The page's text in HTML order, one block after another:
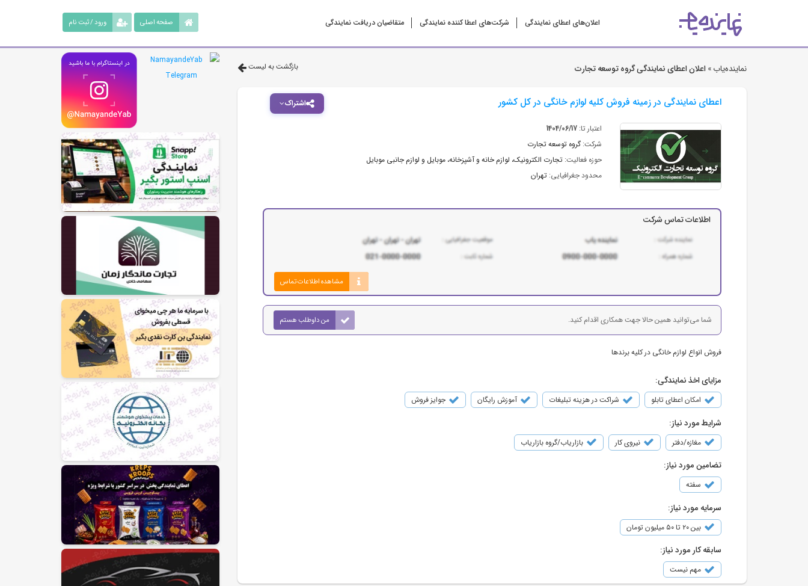
اعلان‌های اعطای نمایندگی شرکت‌‌های اعطا کننده نمایندگی متقاضیان دریافت نمایندگی ورود / ثبت نام صفحه اصلی
نماینده‌یاب » اعلان اعطای نمایندگی گروه توسعه تجارت بازگشت به لیست
اشتراک اعطای نمایندگی در زمینه فروش کلیه لوازم خانگی در کل کشور
اعتبار تا: 1404/06/17
شرکت: گروه توسعه تجارت
حوزه فعالیت: تجارت الکترونیک، لوازم خانه و آشپزخانه، موبایل و لوازم جانبی موبایل
محدود جغرافیایی: تهران
اطلاعات تماس شرکت
مشاهده اطلاعات تماس
شما می‌توانید همین حالا جهت همکاری اقدام کنید. من داوطلب هستم
فروش انواع لوازم خانگی در کلیه برندها
مزایای اخذ نمایندگی:
امکان اعطای تابلو شراکت در هزینه تبلیغات آموزش رایگان جوایز فروش
شرایط مورد نیاز:
مغازه/دفتر نیروی کار بازاریاب/گروه بازاریاب
تضامین مورد نیاز:
سفته
سرمایه مورد نیاز:
بین ۲۰ تا ۵۰ میلیون تومان
سابقه کار مورد نیاز:
مهم نیست